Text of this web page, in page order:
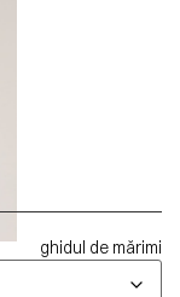
ghidul de mărimi